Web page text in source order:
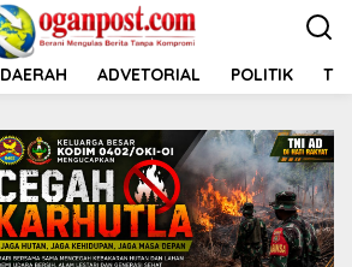
DAERAH ADVETORIAL POLITIK